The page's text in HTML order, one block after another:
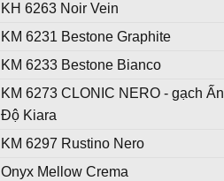
KH 6263 Noir Vein
KM 6231 Bestone Graphite
KM 6233 Bestone Bianco
KM 6273 CLONIC NERO - gạch Ấn
Độ Kiara
KM 6297 Rustino Nero
Onyx Mellow Crema